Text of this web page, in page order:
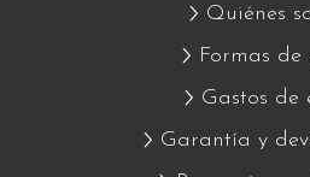
Quiénes
Formas
Gastos de
Garantía y